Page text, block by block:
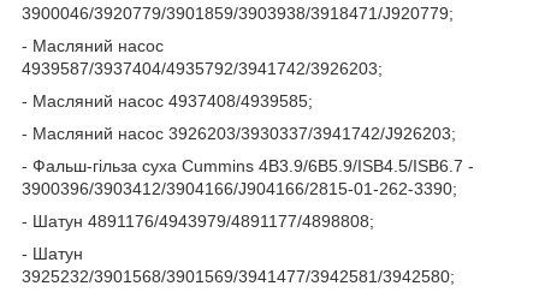
3900046/3920779/3901859/3903938/3918471/J920779;
- Масляний насос
4939587/3937404/4935792/3941742/3926203;
- Масляний насос 4937408/4939585;
- Масляний насос 3926203/3930337/3941742/J926203;
- Фальш-гільза суха Cummins 4B3.9/6B5.9/ISB4.5/ISB6.7 -
3900396/3903412/3904166/J904166/2815-01-262-3390;
- Шатун 4891176/4943979/4891177/4898808;
- Шатун
3925232/3901568/3901569/3941477/3942581/3942580;